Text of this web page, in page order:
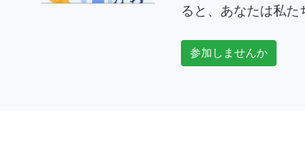
ると、あなたは私た
参加しませんか